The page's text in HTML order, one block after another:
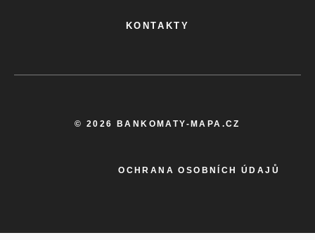
KONTAKTY
© 2026 BANKOMATY-MAPA.CZ
OCHRANA OSOBNÍCH ÚDAJŮ